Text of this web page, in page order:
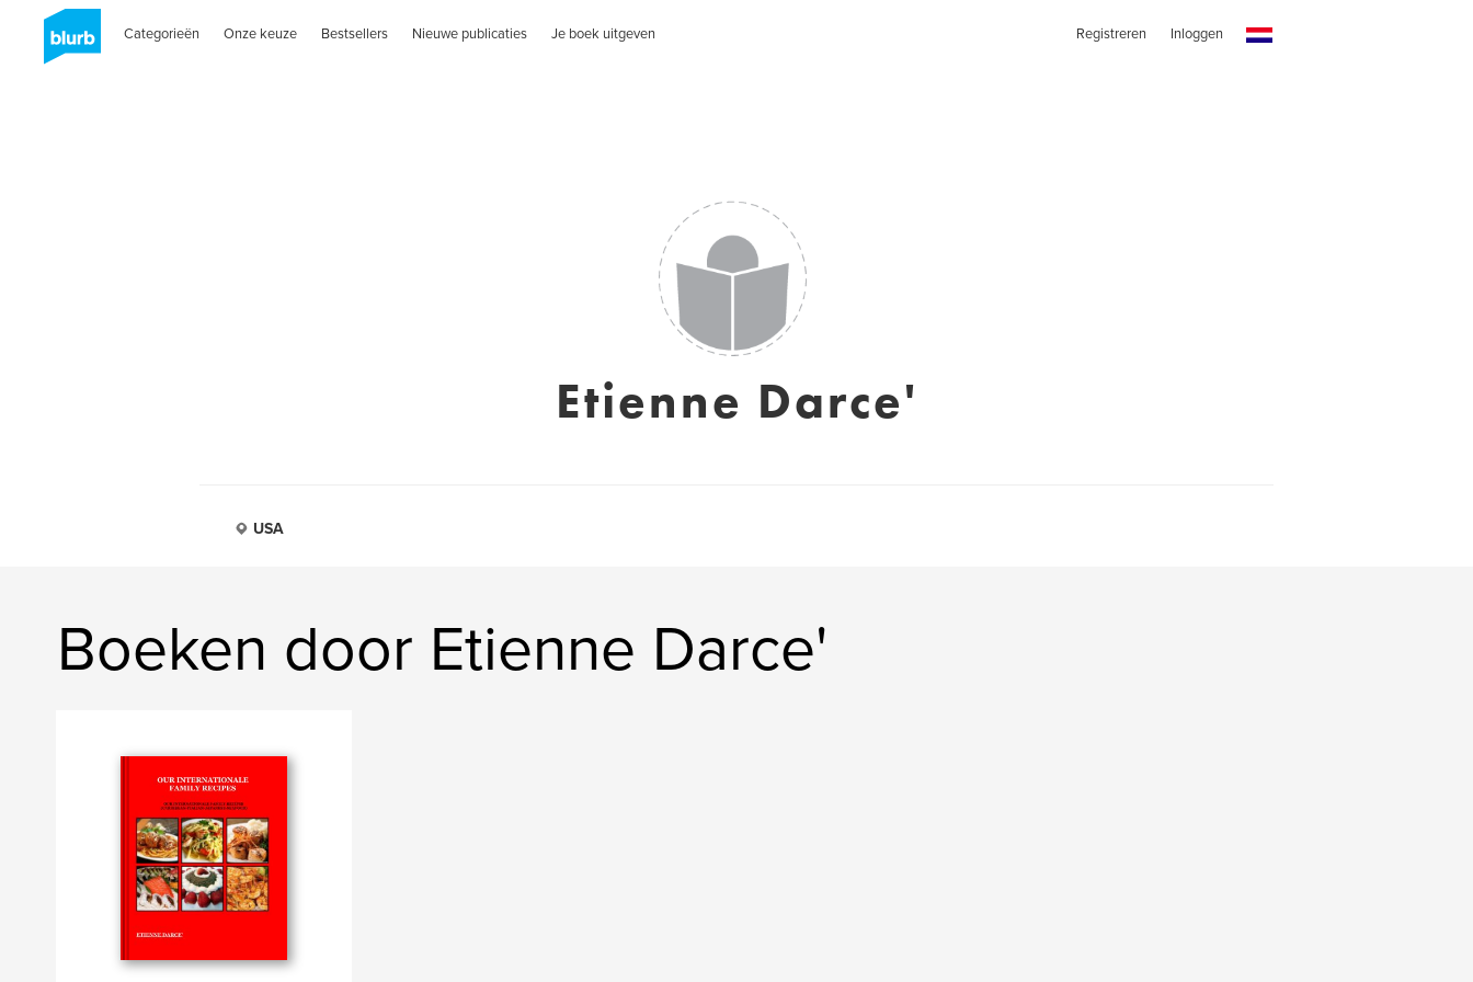
Categorieën Onze keuze Bestsellers Nieuwe publicaties Je boek uitgeven Registreren Inloggen
Etienne Darce'
USA
Boeken door Etienne Darce'